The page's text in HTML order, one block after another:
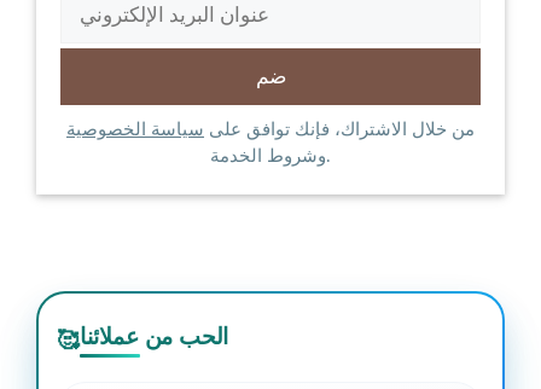
من خلال الاشتراك، فإنك توافق على سياسة الخصوصية
وشروط الخدمة.
🥰الحب من عملائنا